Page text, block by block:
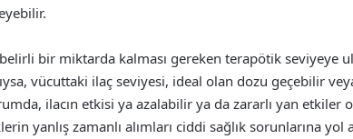
bir miktarda kalması gereken terapötik seviyeye
vücuttaki ilaç seviyesi, ideal olan dozu geçebilir
ilacın etkisi ya azalabilir ya da zararlı yan etkiler
yanlış zamanlı alımları ciddi sağlık sorunlarına yol